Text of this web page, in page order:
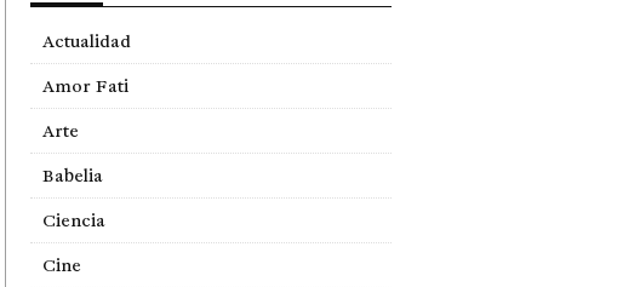
Actualidad
Amor Fati
Arte
Babelia
Ciencia
Cine